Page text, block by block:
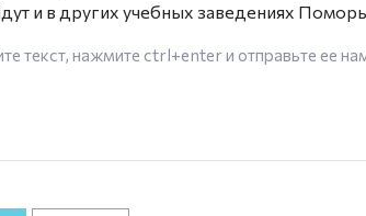
и в других учебных заведениях
текст, нажмите ctrl+enterи отправьте ее